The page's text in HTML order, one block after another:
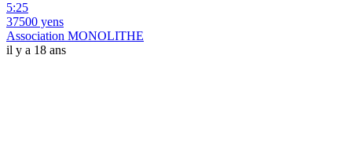
5:25
37500 yens
Association MONOLITHE
il y a 18 ans